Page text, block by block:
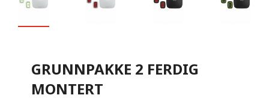
GRUNNPAKKE 2 FERDIG
MONTERT